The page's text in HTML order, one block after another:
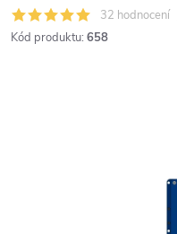
32 hodnocení
Kód produktu: 658